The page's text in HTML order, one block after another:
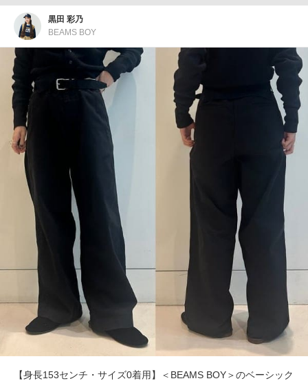
黒田 彩乃
BEAMS BOY
【身長153センチ・サイズ0着用】＜BEAMS BOY＞のベーシック